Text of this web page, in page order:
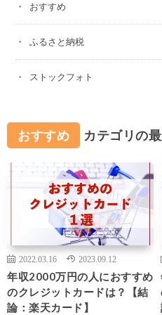
おすすめ
ふるさと納税
ストックフォト
おすすめ カテゴリの
2022.03.16 2023.09.12
年収2000万円の人におすすめ
のクレジットカードは？【結
論：楽天カード】